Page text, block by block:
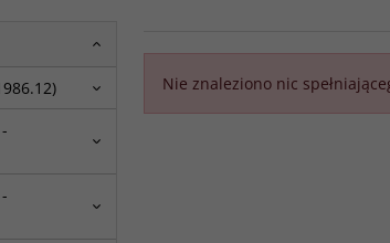
Nie znaleziono nic